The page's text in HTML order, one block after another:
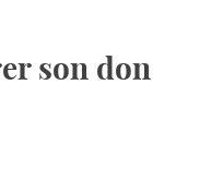
son don